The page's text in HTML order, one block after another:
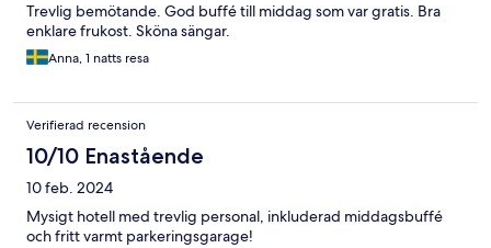
Trevlig bemötande. God buffé till middag som var gratis. Bra
enklare frukost. Sköna sängar.
Anna, 1 natts resa
Verifierad recension
10/10 Enastående
10 feb. 2024
Mysigt hotell med trevlig personal, inkluderad middagsbuffé
och fritt varmt parkeringsgarage!